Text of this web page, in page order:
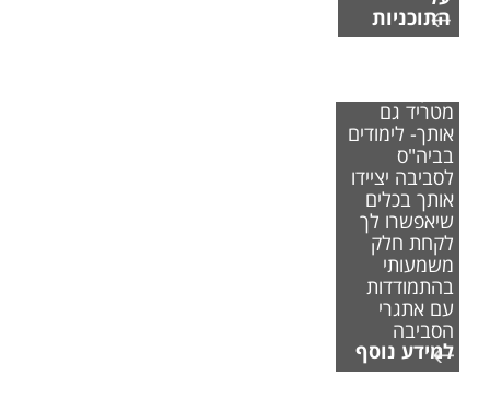
התוכניות
מטריד גם
אותך- לימודים
בביה"ס
לסביבה יציידו
אותך בכלים
שיאפשרו לך
לקחת חלק
משמעותי
בהתמודדות
עם אתגרי
הסביבה
למידע נוסף